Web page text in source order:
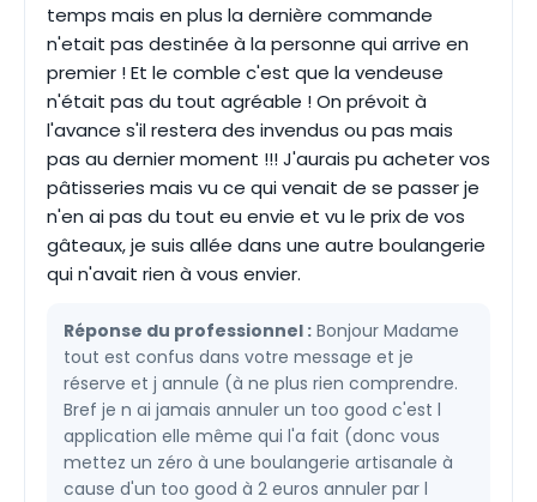
temps mais en plus la dernière commande
n'etait pas destinée à la personne qui arrive en
premier ! Et le comble c'est que la vendeuse
n'était pas du tout agréable ! On prévoit à
l'avance s'il restera des invendus ou pas mais
pas au dernier moment !!! J'aurais pu acheter vos
pâtisseries mais vu ce qui venait de se passer je
n'en ai pas du tout eu envie et vu le prix de vos
gâteaux, je suis allée dans une autre boulangerie
qui n'avait rien à vous envier.
Réponse du professionnel : Bonjour Madame
tout est confus dans votre message et je
réserve et j annule (à ne plus rien comprendre.
Bref je n ai jamais annuler un too good c'est l
application elle même qui l'a fait (donc vous
mettez un zéro à une boulangerie artisanale à
cause d'un too good à 2 euros annuler par l